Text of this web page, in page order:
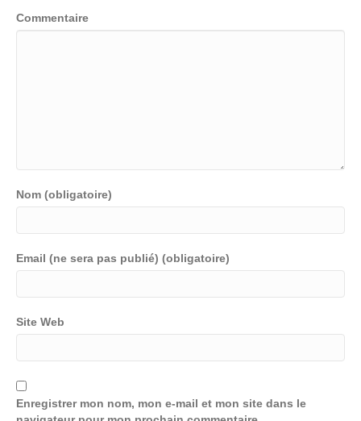
Commentaire
Nom (obligatoire)
Email (ne sera pas publié) (obligatoire)
Site Web
Enregistrer mon nom, mon e-mail et mon site dans le